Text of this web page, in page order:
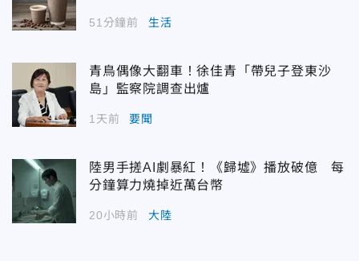
51分鐘前 生活
青鳥偶像大翻車！徐佳青「帶兒子登東沙
島」監察院調查出爐
1天前 要聞
陸男手搓AI劇暴紅！《歸墟》播放破億 每
分鐘算力燒掉近萬台幣
20小時前 大陸